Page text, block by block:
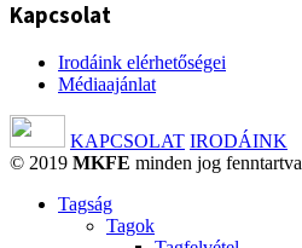
Kapcsolat
Irodáink elérhetőségei
Médiaajánlat
KAPCSOLAT IRODÁINK
© 2019 MKFE minden jog fenntartva
Tagság
Tagok